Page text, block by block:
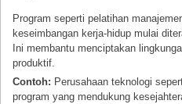
Program seperti pelatihan
keseimbangan kerja-hidup mulai
Ini membantu menciptakan
produktif.
Contoh: Perusahaan teknologi
program yang mendukung